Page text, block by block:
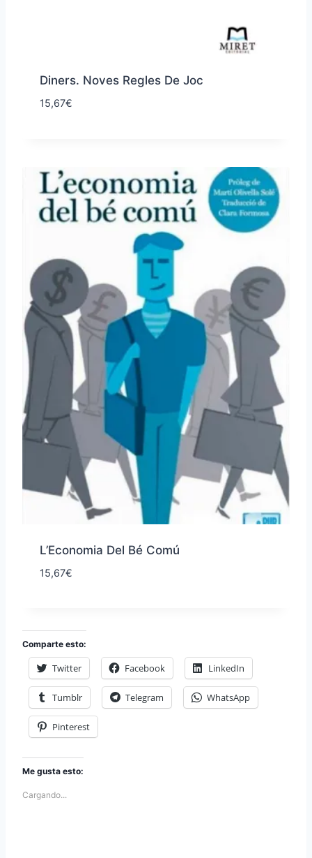
Diners. Noves Regles De Joc
15,67€
L’Economia Del Bé Comú
15,67€
Comparte esto:
Twitter Facebook LinkedIn
Tumblr Telegram WhatsApp
Pinterest
Me gusta esto:
Cargando...